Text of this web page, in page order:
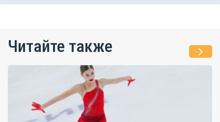
Читайте также